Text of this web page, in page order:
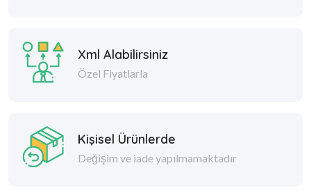
Xml Alabilirsiniz
Özel Fiyatlarla
Kişisel Ürünlerde
Değişim ve iade yapılmamaktadır